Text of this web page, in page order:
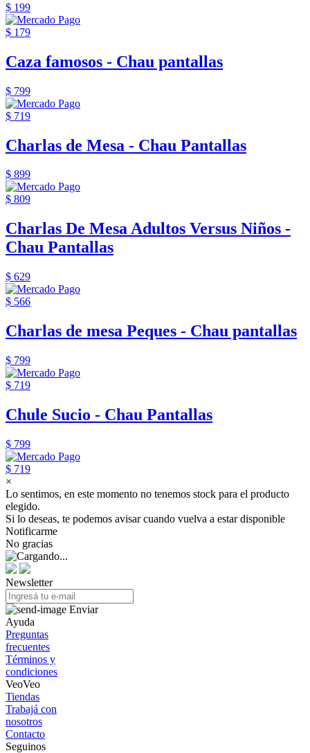
$ 199
$ 179
Caza famosos - Chau pantallas
$ 799
$ 719
Charlas de Mesa - Chau Pantallas
$ 899
$ 809
Charlas De Mesa Adultos Versus Niños -
Chau Pantallas
$ 629
$ 566
Charlas de mesa Peques - Chau pantallas
$ 799
$ 719
Chule Sucio - Chau Pantallas
$ 799
$ 719
×
Lo sentimos, en este momento no tenemos stock para el producto
elegido.
Si lo deseas, te podemos avisar cuando vuelva a estar disponible
Notificarme
No gracias
Newsletter
Enviar
Ayuda
Preguntas
frecuentes
Términos y
condiciones
VeoVeo
Tiendas
Trabajá con
nosotros
Contacto
Seguinos